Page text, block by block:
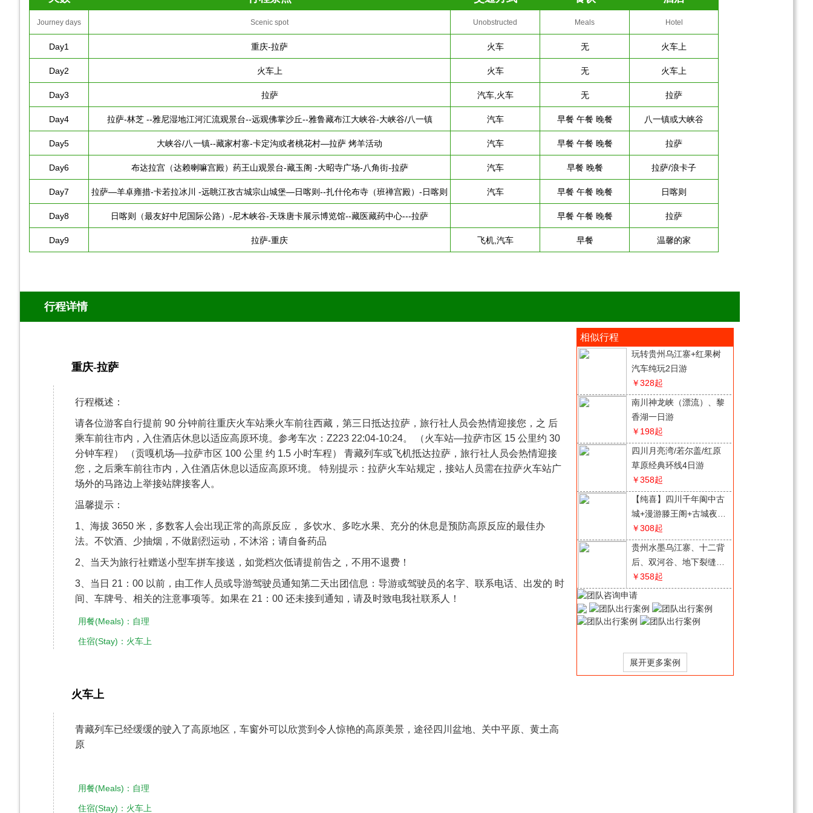
Journey days Scenic spot Unobstructed Meals Hotel
Day1 重庆-拉萨 火车 无 火车上
Day2 火车上 火车 无 火车上
Day3 拉萨 汽车,火车 无 拉萨
Day4 拉萨-林芝 --雅尼湿地江河汇流观景台--远观佛掌沙丘--雅鲁藏布江大峡谷-大峡谷/八一镇 汽车 早餐 午餐 晚餐 八一镇或大峡谷
Day5 大峡谷/八一镇--藏家村寨-卡定沟或者桃花村—拉萨 烤羊活动 汽车 早餐 午餐 晚餐 拉萨
Day6 布达拉宫（达赖喇嘛宫殿）药王山观景台-藏玉阁 -大昭寺广场-八角街-拉萨 汽车 早餐 晚餐 拉萨/浪卡子
Day7 拉萨—羊卓雍措-卡若拉冰川 -远眺江孜古城宗山城堡—日喀则--扎什伦布寺（班禅宫殿）-日喀则 汽车 早餐 午餐 晚餐 日喀则
Day8 日喀则（最友好中尼国际公路）-尼木峡谷-天珠唐卡展示博览馆--藏医藏药中心---拉萨 早餐 午餐 晚餐 拉萨
Day9 拉萨-重庆 飞机,汽车 早餐 温馨的家
行程详情
重庆-拉萨
行程概述：
请各位游客自行提前 90 分钟前往重庆火车站乘火车前往西藏，第三日抵达拉萨，旅行社人员会热情迎接您，之 后
乘车前往市内，入住酒店休息以适应高原环境。参考车次：Z223 22:04-10:24。 （火车站—拉萨市区 15 公里约 30
分钟车程） （贡嘎机场—拉萨市区 100 公里 约 1.5 小时车程） 青藏列车或飞机抵达拉萨，旅行社人员会热情迎接
您，之后乘车前往市内，入住酒店休息以适应高原环境。 特别提示：拉萨火车站规定，接站人员需在拉萨火车站广
场外的马路边上举接站牌接客人。
温馨提示：
1、海拔 3650 米，多数客人会出现正常的高原反应， 多饮水、多吃水果、充分的休息是预防高原反应的最佳办
法。不饮酒、少抽烟，不做剧烈运动，不沐浴；请自备药品
2、当天为旅行社赠送小型车拼车接送，如觉档次低请提前告之，不用不退费！
3、当日 21：00 以前，由工作人员或导游驾驶员通知第二天出团信息：导游或驾驶员的名字、联系电话、出发的 时
间、车牌号、相关的注意事项等。如果在 21：00 还未接到通知，请及时致电我社联系人！
用餐(Meals)：自理
住宿(Stay)：火车上
火车上
​青藏列车已经缓缓的驶入了高原地区，车窗外可以欣赏到令人惊艳的高原美景，途径四川盆地、关中平原、黄土高
原
用餐(Meals)：自理
住宿(Stay)：火车上
相似行程
玩转贵州乌江寨+红果树
汽车纯玩2日游
￥328起
南川神龙峡（漂流）、黎
香湖一日游
￥198起
四川月亮湾/若尔盖/红原
草原经典环线4日游
￥358起
【纯喜】四川千年阆中古
城+漫游滕王阁+古城夜景
2日游
￥308起
贵州水墨乌江寨、十二背
后、双河谷、地下裂缝2
日游
￥358起
云南西双版纳纯玩2+1双
飞5天跟团游
￥2580起
（昆明/东川/建水/元阳/蒙
自/普者黑/泸西/弥勒）双
￥3580起